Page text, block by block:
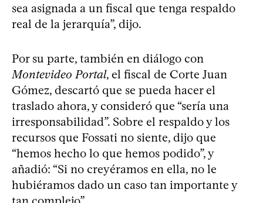
sea asignada a un fiscal que tenga respaldo
real de la jerarquía”, dijo.
Por su parte, también en diálogo con
Montevideo Portal, el fiscal de Corte Juan
Gómez, descartó que se pueda hacer el
traslado ahora, y consideró que “sería una
irresponsabilidad”. Sobre el respaldo y los
recursos que Fossati no siente, dijo que
“hemos hecho lo que hemos podido”, y
añadió: “Si no creyéramos en ella, no le
hubiéramos dado un caso tan importante y